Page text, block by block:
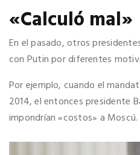
«Calculó mal»
En el pasado, otros
con Putin por diferentes
Por ejemplo, cuando el
2014, el entonces presidente
impondrían «costos» a Moscú.